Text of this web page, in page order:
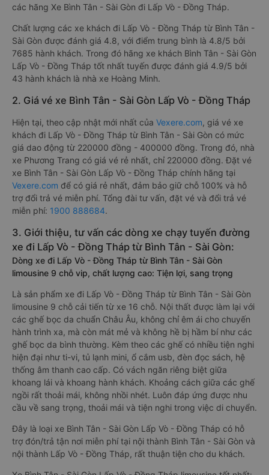
các hãng Xe Bình Tân - Sài Gòn đi Lấp Vò - Đồng Tháp.
Chất lượng các xe khách đi Lấp Vò - Đồng Tháp từ Bình Tân -
Sài Gòn được đánh giá 4.8, với điểm trung bình là 4.8/5 bởi
7685 hành khách. Trong đó hãng xe khách Bình Tân - Sài Gòn
Lấp Vò - Đồng Tháp tốt nhất tuyến được đánh giá 4.9/5 bởi
43 hành khách là nhà xe Hoàng Minh.
2. Giá vé xe Bình Tân - Sài Gòn Lấp Vò - Đồng Tháp
Hiện tại, theo cập nhật mới nhất của Vexere.com, giá vé xe
khách đi Lấp Vò - Đồng Tháp từ Bình Tân - Sài Gòn có mức
giá dao động từ 220000 đồng - 400000 đồng. Trong đó, nhà
xe Phương Trang có giá vé rẻ nhất, chỉ 220000 đồng. Đặt vé
xe Bình Tân - Sài Gòn Lấp Vò - Đồng Tháp chính hãng tại
Vexere.com để có giá rẻ nhất, đảm bảo giữ chỗ 100% và hỗ
trợ đổi trả vé miễn phí. Tổng đài tư vấn, đặt vé và đổi trả vé
miễn phí: 1900 888684.
3. Giới thiệu, tư vấn các dòng xe chạy tuyến đường
xe đi Lấp Vò - Đồng Tháp từ Bình Tân - Sài Gòn:
Dòng xe đi Lấp Vò - Đồng Tháp từ Bình Tân - Sài Gòn
limousine 9 chỗ vip, chất lượng cao: Tiện lợi, sang trọng
Là sản phẩm xe đi Lấp Vò - Đồng Tháp từ Bình Tân - Sài Gòn
limousine 9 chỗ cải tiến từ xe 16 chỗ. Nội thất được làm lại với
các ghế bọc da chuẩn Châu Âu, không chỉ êm ái cho chuyến
hành trình xa, mà còn mát mẻ và không hề bị hầm bí như các
ghế bọc da bình thường. Kèm theo các ghế có nhiều tiện nghi
hiện đại như ti-vi, tủ lạnh mini, ổ cắm usb, đèn đọc sách, hệ
thống âm thanh cao cấp. Có vách ngăn riêng biệt giữa
khoang lái và khoang hành khách. Khoảng cách giữa các ghế
ngồi rất thoải mái, không nhồi nhét. Luôn đáp ứng được nhu
cầu về sang trọng, thoải mái và tiện nghi trong việc di chuyển.
Đây là loại xe Bình Tân - Sài Gòn Lấp Vò - Đồng Tháp có hỗ
trợ đón/trả tận nơi miễn phí tại nội thành Bình Tân - Sài Gòn và
nội thành Lấp Vò - Đồng Tháp, rất thuận tiện cho du khách.